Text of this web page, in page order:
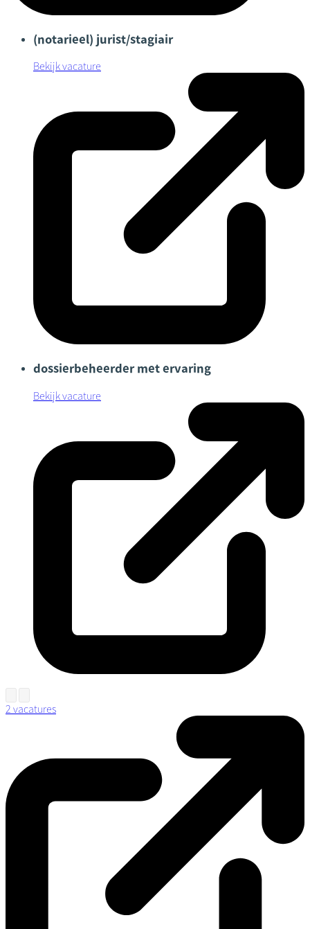
(notarieel) jurist/stagiair
Bekijk vacature
dossierbeheerder met ervaring
Bekijk vacature
2 vacatures